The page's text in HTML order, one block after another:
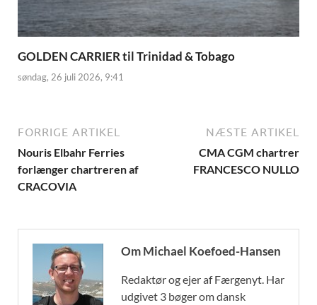
GOLDEN CARRIER til Trinidad & Tobago
søndag, 26 juli 2026, 9:41
FORRIGE ARTIKEL
Nouris Elbahr Ferries
forlænger chartreren af
CRACOVIA
NÆSTE ARTIKEL
CMA CGM chartrer
FRANCESCO NULLO
Om Michael Koefoed-Hansen
Redaktør og ejer af Færgenyt. Har
udgivet 3 bøger om dansk